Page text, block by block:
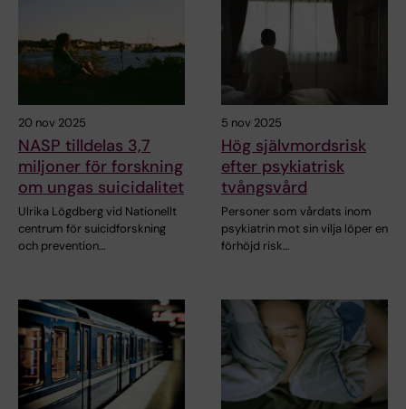
20 nov 2025
NASP tilldelas 3,7
miljoner för forskning
om ungas suicidalitet
Ulrika Lögdberg vid Nationellt
centrum för suicidforskning
och prevention…
5 nov 2025
Hög självmordsrisk
efter psykiatrisk
tvångsvård
Personer som vårdats inom
psykiatrin mot sin vilja löper en
förhöjd risk…